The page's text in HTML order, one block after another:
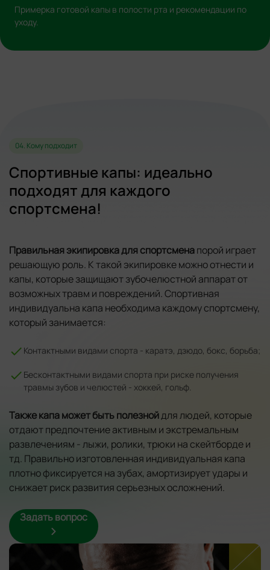
Примерка готовой капы в полости рта и рекомендации по
уходу.
04. Кому подходит
Спортивные капы: идеально
подходят для каждого
спортсмена!
Правильная экипировка для спортсменапорой играет
решающую роль. К такой экипировке можно отнести и
капы, которые защищают зубочелюстной аппарат от
возможных травм и повреждений. Спортивная
индивидуальна капа необходима каждому спортсмену,
который занимается:
Контактными видами спорта - каратэ, дзюдо, бокс, борьба;
Бесконтактными видами спорта при риске получения
травмы зубов и челюстей - хоккей, гольф.
Также капа может быть полезнойдля людей, которые
отдают предпочтение активным и экстремальным
развлечениям - лыжи, ролики, трюки на скейтборде и
тд. Правильно изготовленная индивидуальная капа
плотно фиксируется на зубах, амортизирует удары и
снижает риск развития серьезных осложнений.
Задать вопрос